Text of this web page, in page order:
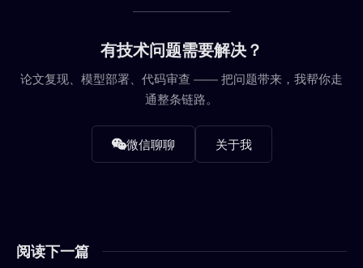
有技术问题需要解决？
论文复现、模型部署、代码审查 —— 把问题带来，我帮你走
通整条链路。
微信聊聊 关于我
阅读下一篇